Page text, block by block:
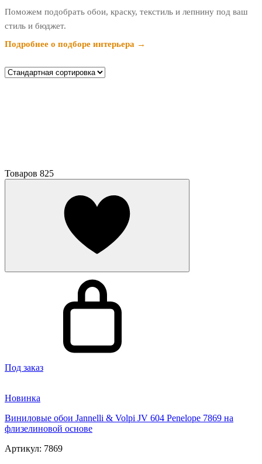
Поможем подобрать обои, краску, текстиль и лепнину под ваш
стиль и бюджет.
Подробнее о подборе интерьера →
Товаров 825
Под заказ
Новинка
Виниловые обои Jannelli & Volpi JV 604 Penelope 7869 на
флизелиновой основе
Артикул: 7869